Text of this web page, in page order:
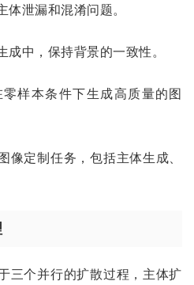
泄漏和混淆问题。
中，保持背景的一致性。
样本条件下生成高质量的图
像定制任务，包括主体生成、
三个并行的扩散过程，主体扩